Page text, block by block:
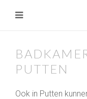
PUTTEN
Ook in Putten